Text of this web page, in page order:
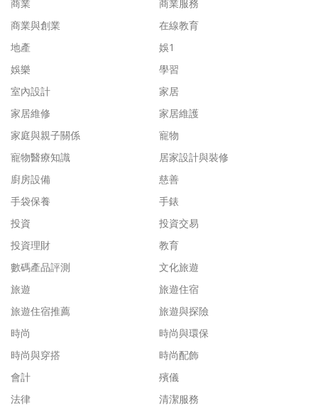
商業
商業服務
商業與創業
在線教育
地產
娛1
娛樂
學習
室內設計
家居
家居維修
家居維護
家庭與親子關係
寵物
寵物醫療知識
居家設計與裝修
廚房設備
慈善
手袋保養
手錶
投資
投資交易
投資理財
教育
數碼產品評測
文化旅遊
旅遊
旅遊住宿
旅遊住宿推薦
旅遊與探險
時尚
時尚與環保
時尚與穿搭
時尚配飾
會計
殯儀
法律
清潔服務